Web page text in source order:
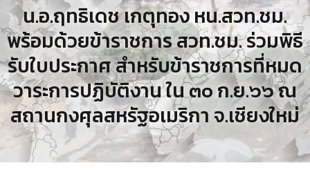
น.อ.ฤทธิเดช เกตุทอง หน.สวท.ชม.
พร้อมด้วยข้าราชการ สวท.ชม. ร่วมพิธี
รับใบประกาศ สำหรับข้าราชการที่หมด
วาระการปฏิบัติงาน ใน ๓๐ ก.ย.๖๖ ณ
สถานกงศุลสหรัฐอเมริกา จ.เชียงใหม่